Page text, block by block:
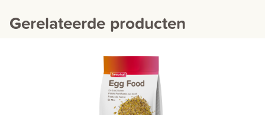
Gerelateerde producten